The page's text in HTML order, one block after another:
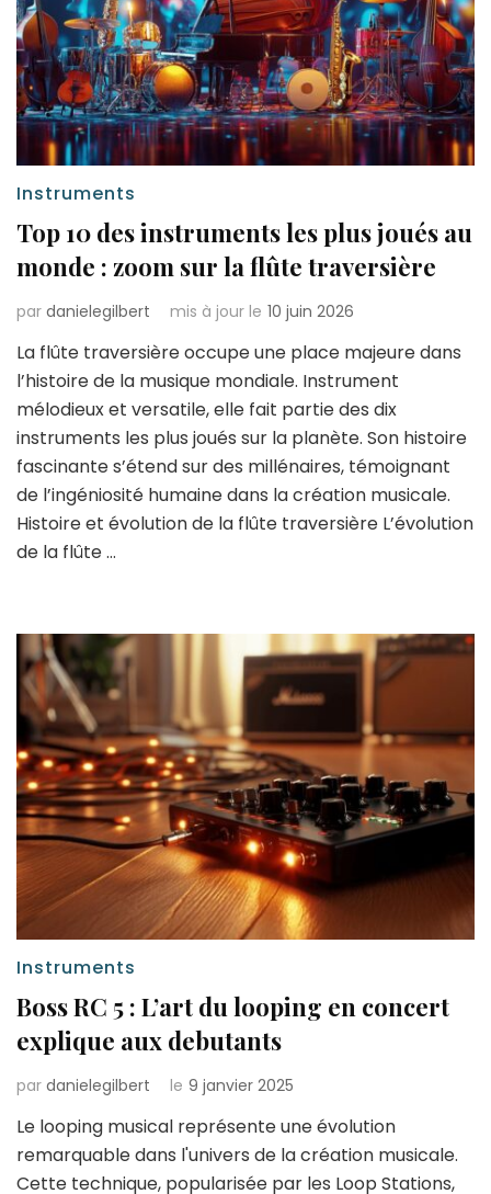
Instruments
Top 10 des instruments les plus joués au
monde : zoom sur la flûte traversière
par danielegilbert mis à jour le 10 juin 2026
La flûte traversière occupe une place majeure dans
l’histoire de la musique mondiale. Instrument
mélodieux et versatile, elle fait partie des dix
instruments les plus joués sur la planète. Son histoire
fascinante s’étend sur des millénaires, témoignant
de l’ingéniosité humaine dans la création musicale.
Histoire et évolution de la flûte traversière L’évolution
de la flûte …
Instruments
Boss RC 5 : L’art du looping en concert
explique aux debutants
par danielegilbert le 9 janvier 2025
Le looping musical représente une évolution
remarquable dans l'univers de la création musicale.
Cette technique, popularisée par les Loop Stations,